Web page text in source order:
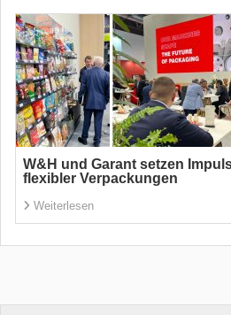
W&H und Garant setzen
flexibler Verpackungen
Weiterlesen